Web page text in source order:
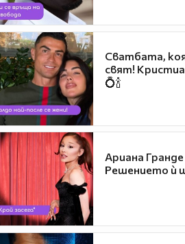
Сватбата,
свят!
💍🍾
Ариана Гранде
Решението ѝ